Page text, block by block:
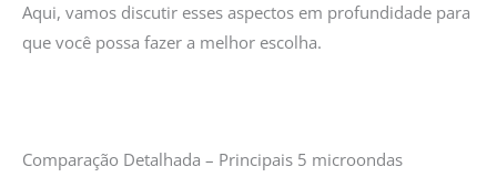
Aqui, vamos discutir esses aspectos em profundidade para
que você possa fazer a melhor escolha.
Comparação Detalhada – Principais 5 microondas